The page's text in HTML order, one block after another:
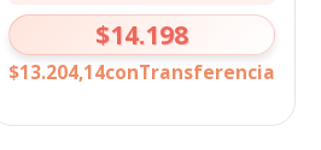
$14.198
$13.204,14conTransferencia